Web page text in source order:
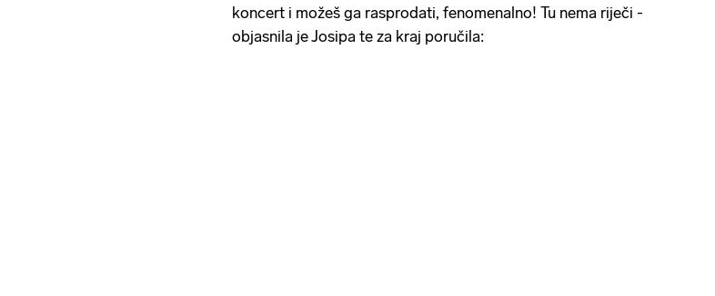
koncert i možeš ga rasprodati, fenomenalno! Tu nema riječi -
objasnila je Josipa te za kraj poručila: